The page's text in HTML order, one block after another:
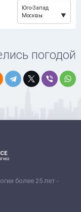
Юго-Запад
Москвы
погодой
более 25 лет -